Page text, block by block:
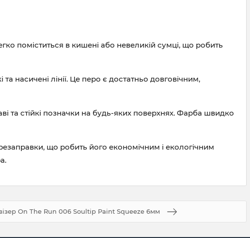
поміститься в кишені або невеликій сумці, що робить
лінії. Це перо є достатньо довговічним,
та стійкі позначки на будь-яких поверхнях. Фарба швидко
що робить його економічним і екологічним
On The Run 006 Soultip Paint Squeeze 6мм